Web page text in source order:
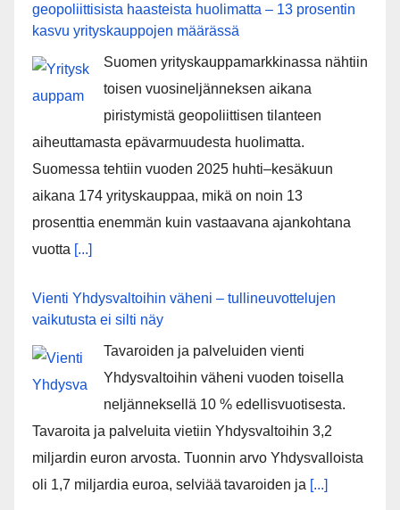
geopoliittisista haasteista huolimatta – 13 prosentin
kasvu yrityskauppojen määrässä
Suomen yrityskauppamarkkinassa nähtiin
toisen vuosineljänneksen aikana
piristymistä geopoliittisen tilanteen
aiheuttamasta epävarmuudesta huolimatta.
Suomessa tehtiin vuoden 2025 huhti–kesäkuun
aikana 174 yrityskauppaa, mikä on noin 13
prosenttia enemmän kuin vastaavana ajankohtana
vuotta [...]
Vienti Yhdysvaltoihin väheni – tullineuvottelujen
vaikutusta ei silti näy
Tavaroiden ja palveluiden vienti
Yhdysvaltoihin väheni vuoden toisella
neljänneksellä 10 % edellisvuotisesta.
Tavaroita ja palveluita vietiin Yhdysvaltoihin 3,2
miljardin euron arvosta. Tuonnin arvo Yhdysvalloista
oli 1,7 miljardia euroa, selviää tavaroiden ja [...]